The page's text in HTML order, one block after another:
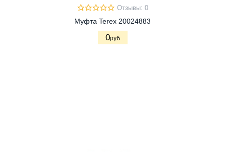
Отзывы: 0
Муфта Terex 20024883
0руб